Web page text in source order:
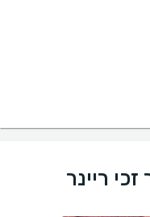
ריינר